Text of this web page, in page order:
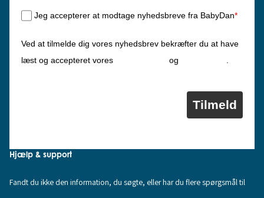
Jeg accepterer at modtage nyhedsbreve fra BabyDan*
Ved at tilmelde dig vores nyhedsbrev bekræfter du at have
læst og accepteret vores
og .
Tilmeld
Hjælp & support
Fandt du ikke den information, du søgte, eller har du flere spørgsmål til